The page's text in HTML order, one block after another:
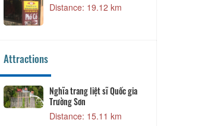
Distance: 19.12 km
Attractions
Nghĩa trang liệt sĩ Quốc gia
Trường Sơn
Distance: 15.11 km